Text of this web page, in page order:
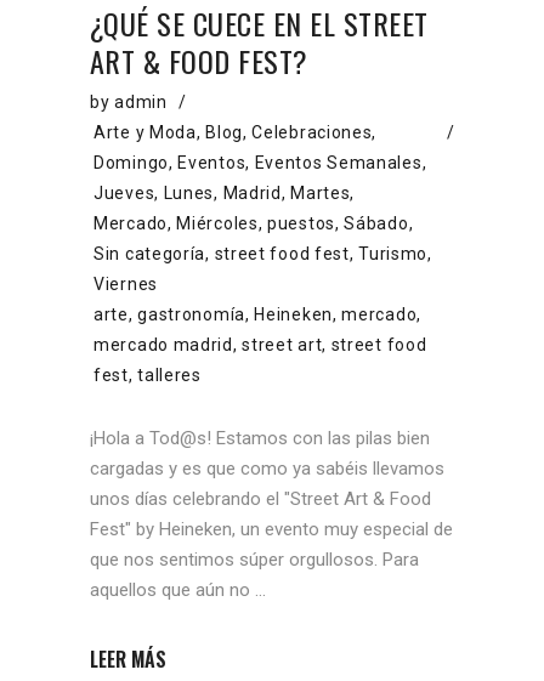
¿QUÉ SE CUECE EN EL STREET
ART & FOOD FEST?
byadmin
Arte y Moda, Blog,Celebraciones,
Domingo, Eventos, Eventos Semanales,
Jueves, Lunes, Madrid, Martes,
Mercado, Miércoles,puestos,Sábado,
Sin categoría, street food fest,Turismo,
Viernes
arte,gastronomía, Heineken,mercado,
mercado madrid,street art, street food
fest,talleres
¡Hola a Tod@s! Estamos con las pilas bien
cargadas y es que como ya sabéis llevamos
unos días celebrando el "Street Art & Food
Fest" by Heineken, un evento muy especial de
que nos sentimos súper orgullosos. Para
aquellos que aún no
LEER MÁS